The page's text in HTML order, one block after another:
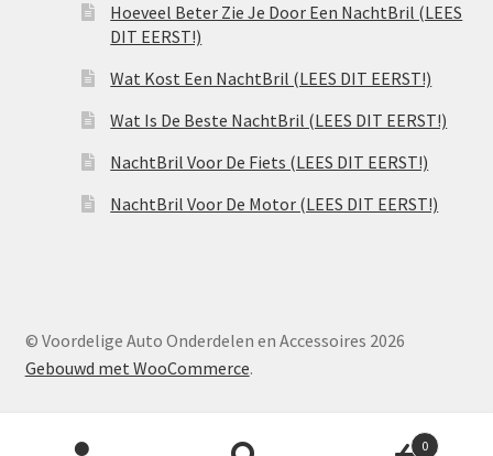
Hoeveel Beter Zie Je Door Een NachtBril (LEES
DIT EERST!)
Wat Kost Een NachtBril (LEES DIT EERST!)
Wat Is De Beste NachtBril (LEES DIT EERST!)
NachtBril Voor De Fiets (LEES DIT EERST!)
NachtBril Voor De Motor (LEES DIT EERST!)
© Voordelige Auto Onderdelen en Accessoires 2026
Gebouwd met WooCommerce.
Producten 0